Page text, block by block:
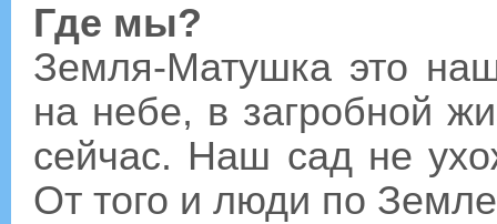
Где мы?
Земля-Матушка это
на небе, в загробной
сейчас. Наш сад не
От того и люди по